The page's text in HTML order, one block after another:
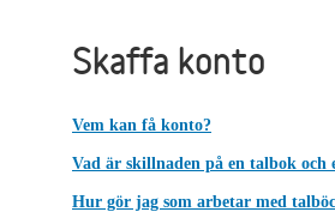
Skaffa konto
Vem kan få konto?
Vad är skillnaden på en talbok och
Hur gör jag som arbetar med